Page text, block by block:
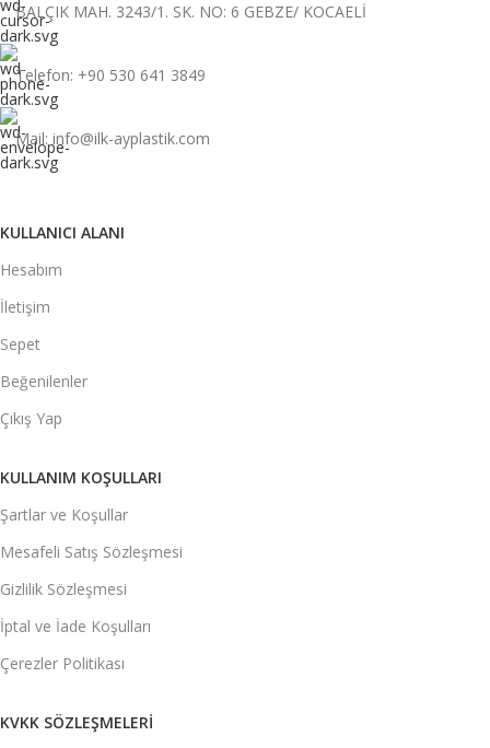
BALÇIK MAH. 3243/1. SK. NO: 6 GEBZE/ KOCAELİ
Telefon: +90 530 641 3849
Mail: info@ilk-ayplastik.com
KULLANICI ALANI
Hesabım
İletişim
Sepet
Beğenilenler
Çıkış Yap
KULLANIM KOŞULLARI
Şartlar ve Koşullar
Mesafeli Satış Sözleşmesi
Gizlilik Sözleşmesi
İptal ve İade Koşulları
Çerezler Politikası
KVKK SÖZLEŞMELERI